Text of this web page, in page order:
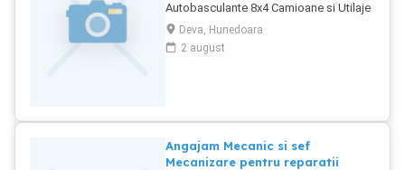
Autobasculante 8x4 Camioane si Utilaje
de Constructii Excavatoare
Buldoexcavatoare cu Experienta in
reparatii si mentenanta la Utilaje .
informatii la
Deva, Hunedoara
2 august
Angajam Mecanic si sef
Mecanizare pentru reparatii